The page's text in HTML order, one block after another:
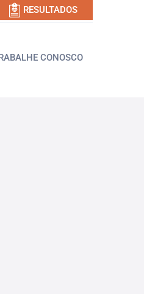
RESULTADOS
CONOSCO